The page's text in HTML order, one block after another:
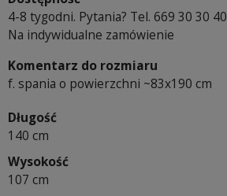
4-8 tygodni. Pytania? Tel. 669 30 30 40
Na indywidualne zamówienie
Komentarz do rozmiaru
f. spania o powierzchni ~83x190 cm
Długość
140 cm
Wysokość
107 cm